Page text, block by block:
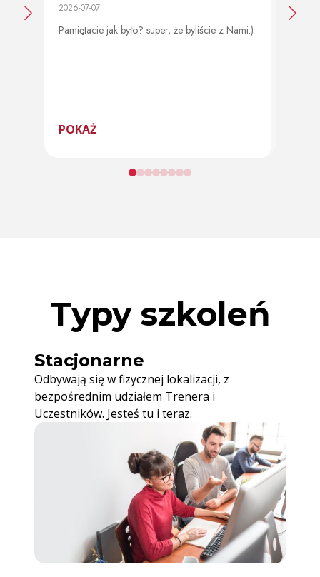
2026-07-07
Pamiętacie jak było? super, że byliście z Nami:)
POKAŻ
2026-
Typy szkoleń
Stacjonarne
Odbywają się w fizycznej lokalizacji, z
bezpośrednim udziałem Trenera i
Uczestników. Jesteś tu i teraz.